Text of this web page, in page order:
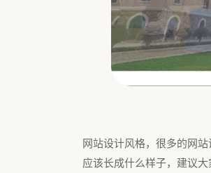
网站设计风格，很多的网
应该长成什么样子，建议